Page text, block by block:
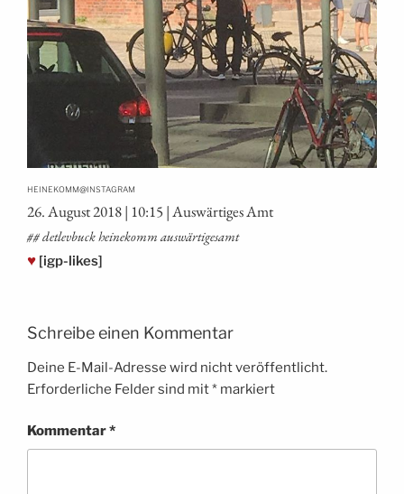
HEINEKOMM@INSTAGRAM
26. August 2018 | 10:15 | Aus­wär­ti­ges Amt
## det­lev­buck hei­ne­komm auswärtigesamt
♥ [igp-likes]
Schreibe einen Kommentar
Deine E-Mail-Adresse wird nicht veröffentlicht.
Erforderliche Felder sind mit* markiert
Kommentar*